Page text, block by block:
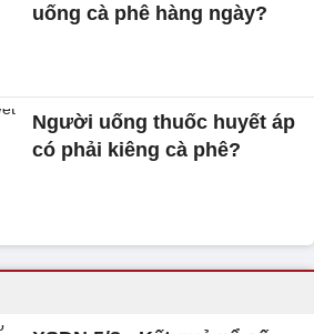
uống cà phê hàng ngày?
Người uống thuốc huyết áp
có phải kiêng cà phê?